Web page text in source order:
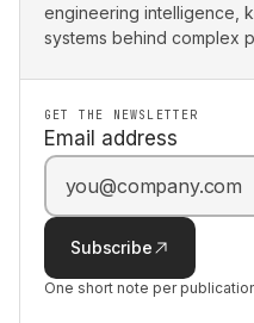
engineering intelligence,
systems behind complex
GET THE NEWSLETTER
Email address
Subscribe
One short note per